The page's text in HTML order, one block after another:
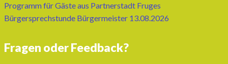
Programm für Gäste aus Partnerstadt Fruges
Bürgersprechstunde Bürgermeister 13.08.2026
Fragen oder Feedback?